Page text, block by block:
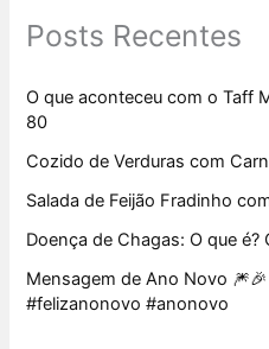
Posts Recentes
O que aconteceu com o Taff
80
Cozido de Verduras com
Salada de Feijão Fradinho
Doença de Chagas: O que
Mensagem de Ano Novo
#felizanonovo #anonovo